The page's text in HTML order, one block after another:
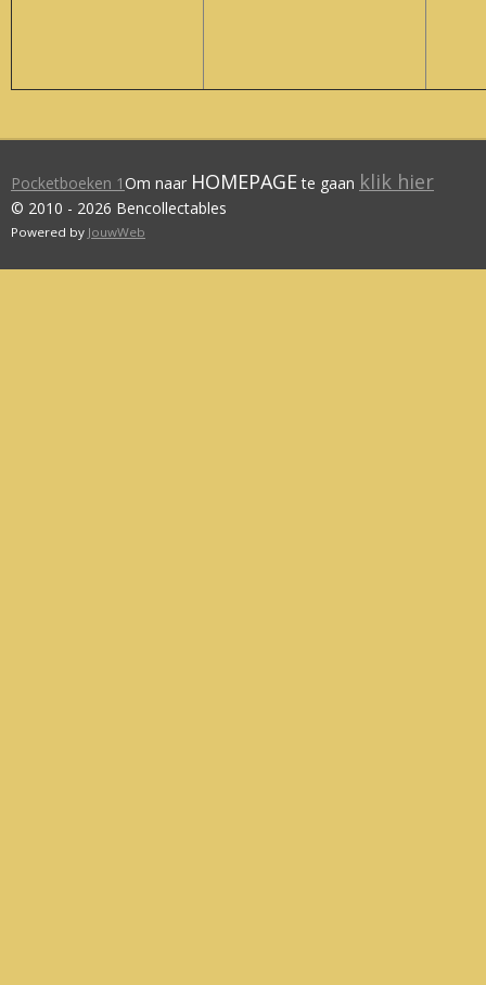
Pocketboeken 1Om naar HOMEPAGEte gaan klik hier
© 2010 - 2026 Bencollectables
Powered by JouwWeb